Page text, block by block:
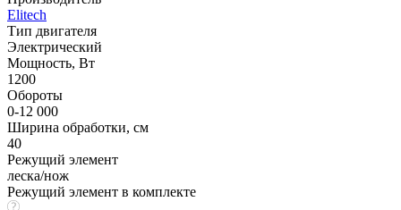
Elitech
Тип двигателя
Электрический
Мощность, Вт
1200
Обороты
0-12 000
Ширина обработки, см
40
Режущий элемент
леска/нож
Режущий элемент в комплекте